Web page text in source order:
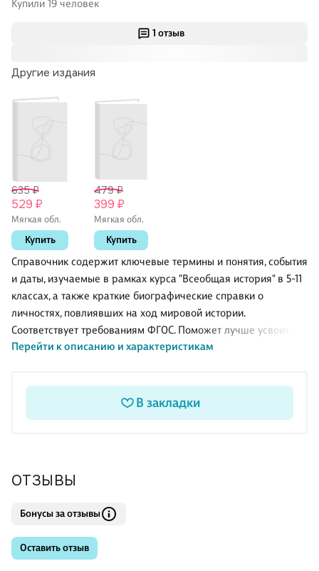
1 отзыв
Справочник содержит ключевые термины и понятия, события
и даты, изучаемые в рамках курса "Всеобщая история" в 5-11
классах, а также краткие биографические справки о
личностях, повлиявших на ход мировой истории.
Соответствует требованиям ФГОС. Поможет лучше усвоить
материал школьного курса, а также подготовиться к сдаче
интересующимся мировой историей.
Перейти к описанию и характеристикам
Другие издания
635 ₽
529 ₽
Мягкая обл.
Купить
479 ₽
399 ₽
Мягкая обл.
Купить
Купили 19 человек
В закладки
ОТЗЫВЫ
Бонусы за отзывы
Оставить отзыв